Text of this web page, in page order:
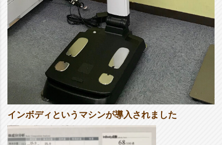
インボディというマシンが導入されました